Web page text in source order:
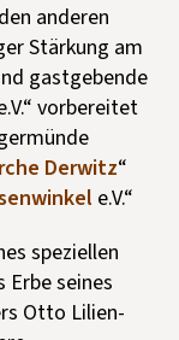
anderen
Stärkung am
gastgebende
vorbereitet
Derwitz“
e.V.“
speziellen
seines
Otto Lilien-